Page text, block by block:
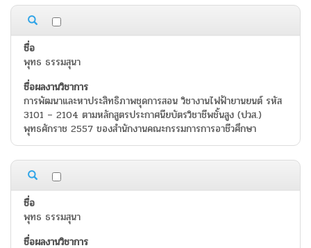
พุทธ ธรรมสุนา
การพัฒนาและหาประสิทธิภาพชุดการสอน วิชางานไฟฟ้ายานยนต์ รหัส
3101 – 2104 ตามหลักสูตรประกาศนียบัตรวิชาชีพชั้นสูง (ปวส.)
พุทธศักราช 2557 ของสำนักงานคณะกรรมการการอาชีวศึกษา
พุทธ ธรรมสุนา